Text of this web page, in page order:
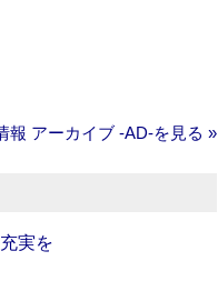
報 アーカイブ ‐AD‐を見る »
実を